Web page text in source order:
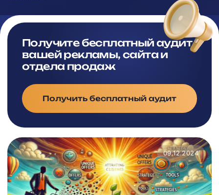
Получите бесплатный аудит
вашей рекламы, сайта и
отдела продаж
Получить бесплатный аудит
09.12.2024